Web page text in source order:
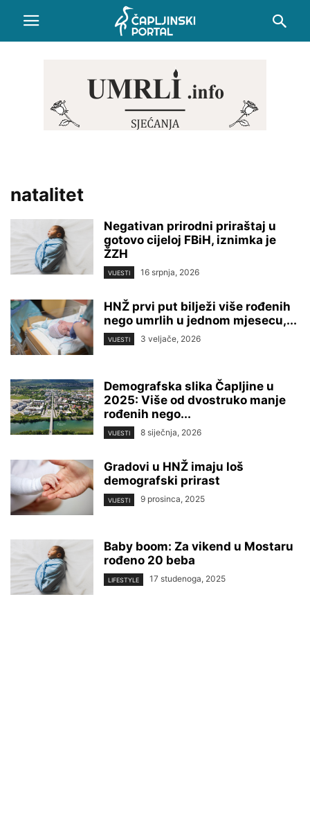
natalitet
Negativan prirodni priraštaj u
gotovo cijeloj FBiH, iznimka je
ŽZH
VIJESTI 16 srpnja, 2026
HNŽ prvi put bilježi više rođenih
nego umrlih u jednom mjesecu,...
VIJESTI 3 veljače, 2026
Demografska slika Čapljine u
2025: Više od dvostruko manje
rođenih nego...
VIJESTI 8 siječnja, 2026
Gradovi u HNŽ imaju loš
demografski prirast
VIJESTI 9 prosinca, 2025
Baby boom: Za vikend u Mostaru
rođeno 20 beba
LIFESTYLE 17 studenoga, 2025